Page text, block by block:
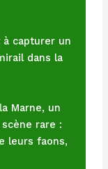
capturer un
dans la
Marne, un
rare :
leurs faons,